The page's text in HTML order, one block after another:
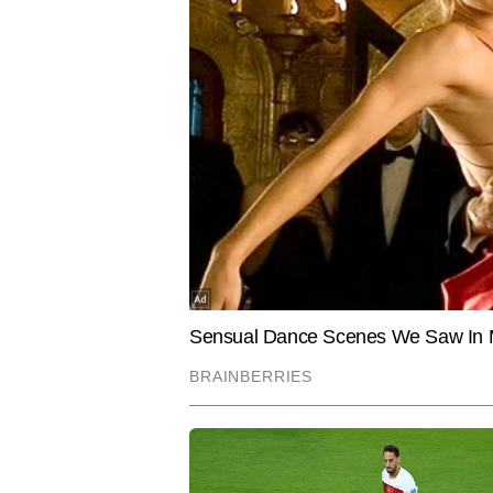
A post shared
BUSINESS
शेयर 9% लुढ़का फिर भी LIC OFS पर
टूट पड़े निवेशक, 3.32 गुना हुआ सब्सक्राइब
Delhi
में पढ़ने की
मिनट होगा
अवनी बागरोला AUTHOR
अवनी बागरोला टाइम्स नाउ
ट्रेंड्स, पर्सनल स्टाइलिंग और
बीच खास पहचान दिलाती है।
अपडेटेड नॉलेज और रियल-टाइम ट्रेंड
Hindi NewsLifestyle